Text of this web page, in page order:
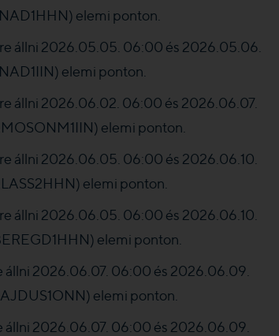
elemi ponton.
állni 2026.05.05. 06:00 és 2026.05.06.
elemi ponton.
állni 2026.06.02. 06:00 és 2026.06.07.
elemi ponton.
állni 2026.06.05. 06:00 és 2026.06.10.
elemi ponton.
állni 2026.06.05. 06:00 és 2026.06.10.
elemi ponton.
állni 2026.06.07. 06:00 és 2026.06.09.
elemi ponton.
állni 2026.06.07. 06:00 és 2026.06.09.